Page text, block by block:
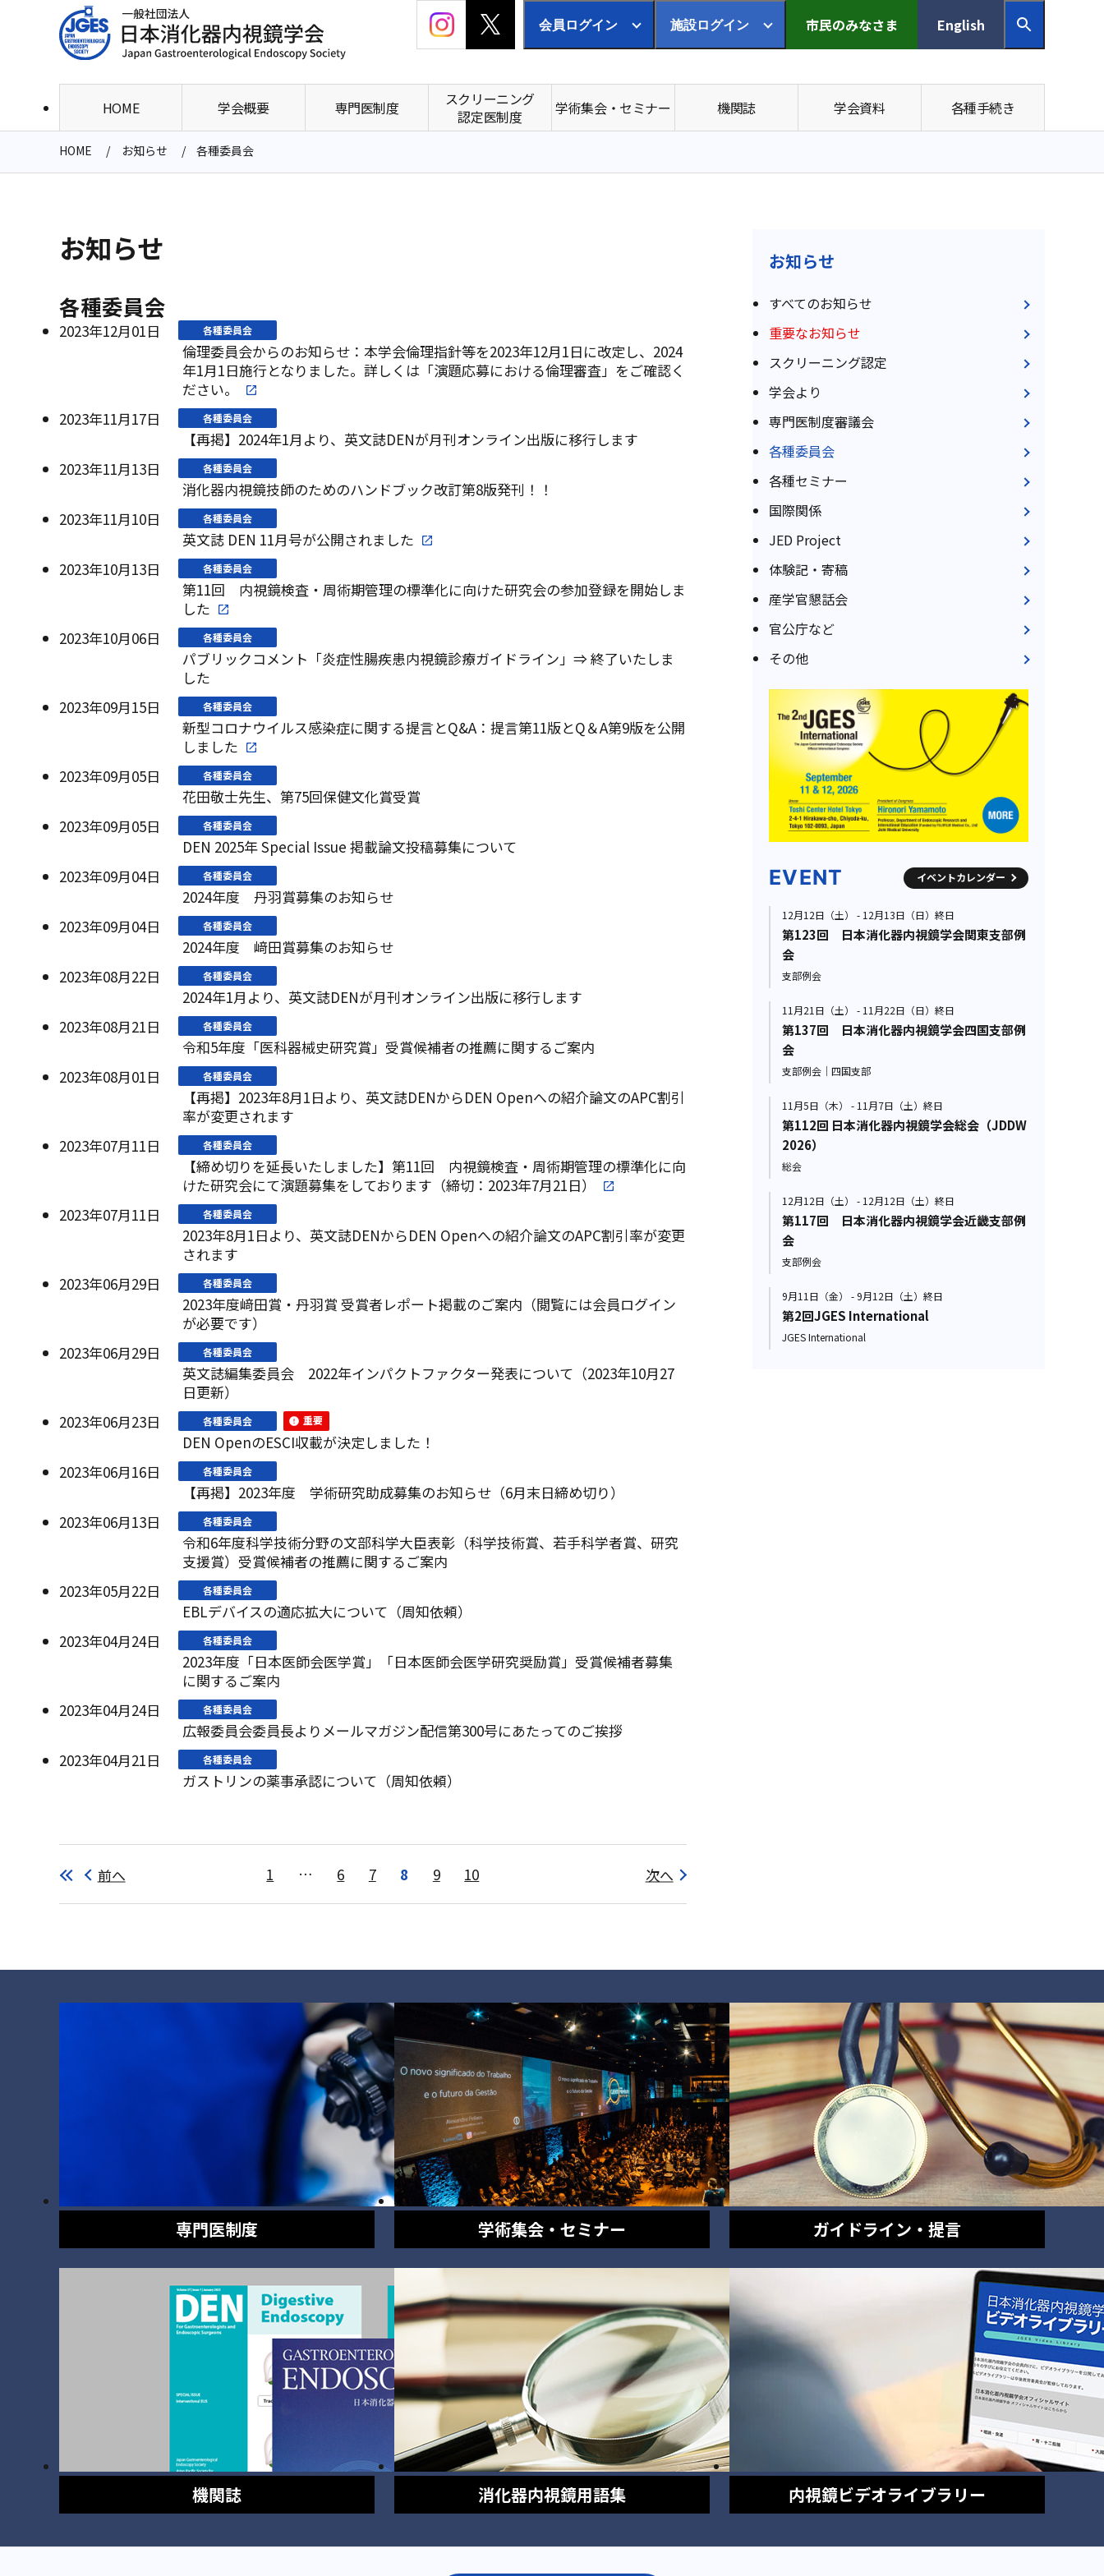
会員ログイン 施設ログイン 市民のみなさま English
HOME 学会概要 専門医制度
スクリーニング
認定医制度
学術集会・セミナー 機関誌 学会資料 各種手続き
HOME お知らせ 各種委員会
お知らせ
各種委員会
2023年12月01日 各種委員会
倫理委員会からのお知らせ：本学会倫理指針等を2023年12月1日に改定し、2024
年1月1日施行となりました。詳しくは「演題応募における倫理審査」をご確認く
ださい。
2023年11月17日
各種委員会
【再掲】2024年1月より、英文誌DENが月刊オンライン出版に移行します
2023年11月13日
各種委員会
消化器内視鏡技師のためのハンドブック改訂第8版発刊！！
2023年11月10日
各種委員会
英文誌 DEN 11月号が公開されました
2023年10月13日
各種委員会
第11回 内視鏡検査・周術期管理の標準化に向けた研究会の参加登録を開始しま
した
2023年10月06日
各種委員会
パブリックコメント「炎症性腸疾患内視鏡診療ガイドライン」⇒ 終了いたしま
した
2023年09月15日
各種委員会
新型コロナウイルス感染症に関する提言とQ&A：提言第11版とQ＆A第9版を公開
しました
2023年09月05日
各種委員会
花田敬士先生、第75回保健文化賞受賞
2023年09月05日
各種委員会
DEN 2025年 Special Issue 掲載論文投稿募集について
2023年09月04日
各種委員会
2024年度 丹羽賞募集のお知らせ
2023年09月04日
各種委員会
2024年度 﨑田賞募集のお知らせ
2023年08月22日
各種委員会
2024年1月より、英文誌DENが月刊オンライン出版に移行します
2023年08月21日
各種委員会
令和5年度「医科器械史研究賞」受賞候補者の推薦に関するご案内
2023年08月01日
各種委員会
【再掲】2023年8月1日より、英文誌DENからDEN Openへの紹介論文のAPC割引
率が変更されます
2023年07月11日
各種委員会
【締め切りを延長いたしました】第11回 内視鏡検査・周術期管理の標準化に向
けた研究会にて演題募集をしております（締切：2023年7月21日）
2023年07月11日
各種委員会
2023年8月1日より、英文誌DENからDEN Openへの紹介論文のAPC割引率が変更
されます
2023年06月29日
各種委員会
2023年度﨑田賞・丹羽賞 受賞者レポート掲載のご案内（閲覧には会員ログイン
が必要です）
2023年06月29日
各種委員会
英文誌編集委員会 2022年インパクトファクター発表について（2023年10月27
日更新）
2023年06月23日
各種委員会 重要
DEN OpenのESCI収載が決定しました！
2023年06月16日
各種委員会
【再掲】2023年度 学術研究助成募集のお知らせ（6月末日締め切り）
2023年06月13日
各種委員会
令和6年度科学技術分野の文部科学大臣表彰（科学技術賞、若手科学者賞、研究
支援賞）受賞候補者の推薦に関するご案内
2023年05月22日
各種委員会
EBLデバイスの適応拡大について（周知依頼）
2023年04月24日
各種委員会
2023年度「日本医師会医学賞」「日本医師会医学研究奨励賞」受賞候補者募集
に関するご案内
2023年04月24日
各種委員会
広報委員会委員長よりメールマガジン配信第300号にあたってのご挨拶
2023年04月21日
各種委員会
ガストリンの薬事承認について（周知依頼）
前へ 1 … 6 7 8 9 10 次へ
お知らせ
すべてのお知らせ
重要なお知らせ
スクリーニング認定
学会より
専門医制度審議会
各種委員会
各種セミナー
国際関係
JED Project
体験記・寄稿
産学官懇話会
官公庁など
その他
EVENT イベントカレンダー
12月12日（土） - 12月13日（日）終日
第123回 日本消化器内視鏡学会関東支部例
会
支部例会
11月21日（土） - 11月22日（日）終日
第137回 日本消化器内視鏡学会四国支部例
会
支部例会｜四国支部
11月5日（木） - 11月7日（土）終日
第112回 日本消化器内視鏡学会総会（JDDW
2026）
総会
12月12日（土） - 12月12日（土）終日
第117回 日本消化器内視鏡学会近畿支部例
会
支部例会
9月11日（金） - 9月12日（土）終日
第2回JGES International
JGES International
専門医制度 学術集会・セミナー ガイドライン・提言
機関誌 消化器内視鏡用語集 内視鏡ビデオライブラリー